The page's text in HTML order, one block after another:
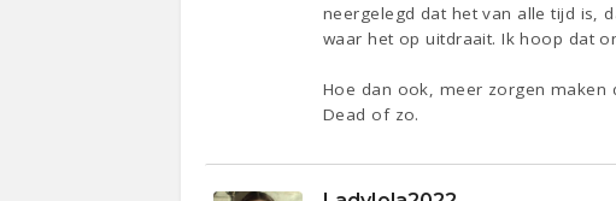
neergelegd dat het van alle tijd is,
waar het op uitdraait. Ik hoop dat
Hoe dan ook, meer zorgen maken
Dead of zo.